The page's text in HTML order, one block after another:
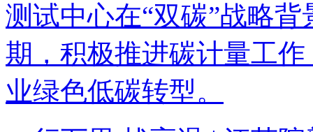
测试中心在“双碳”战略
期，积极推进碳计量工
业绿色低碳转型。